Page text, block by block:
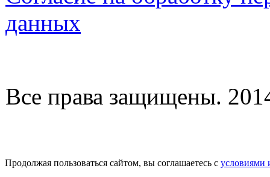
данных
Все права защищены.
Продолжая пользоваться сайтом, вы соглашаетесь с условиями